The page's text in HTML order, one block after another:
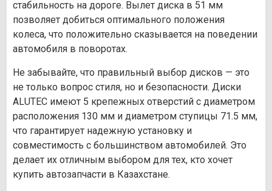
стабильность на дороге. Вылет диска в 51 мм
позволяет добиться оптимального положения
колеса, что положительно сказывается на поведении
автомобиля в поворотах.
Не забывайте, что правильный выбор дисков — это
не только вопрос стиля, но и безопасности. Диски
ALUTEC имеют 5 крепежных отверстий с диаметром
расположения 130 мм и диаметром ступицы 71.5 мм,
что гарантирует надежную установку и
совместимость с большинством автомобилей. Это
делает их отличным выбором для тех, кто хочет
купить автозапчасти в Казахстане.